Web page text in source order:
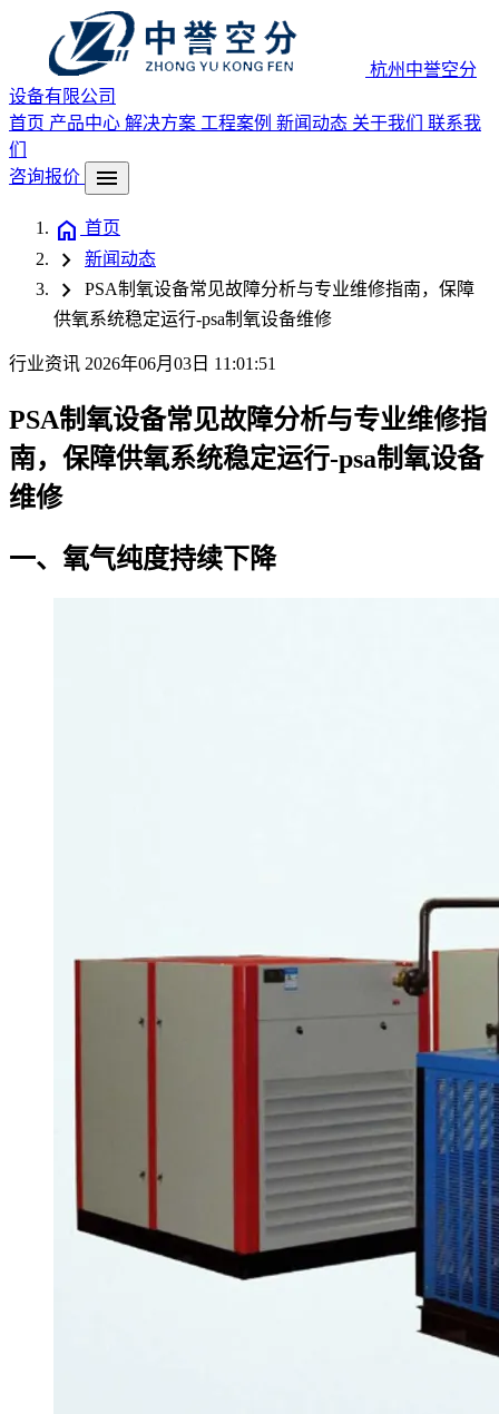
杭州中誉空分
设备有限公司
首页 产品中心 解决方案 工程案例 新闻动态 关于我们 联系我
们
咨询报价
menu
home 首页
chevron_right 新闻动态
chevron_right
PSA制氧设备常见故障分析与专业维修指南，保障
供氧系统稳定运行-psa制氧设备维修
行业资讯 2026年06月03日 11:01:51
PSA制氧设备常见故障分析与专业维修指
南，保障供氧系统稳定运行-psa制氧设备
维修
一、氧气纯度持续下降